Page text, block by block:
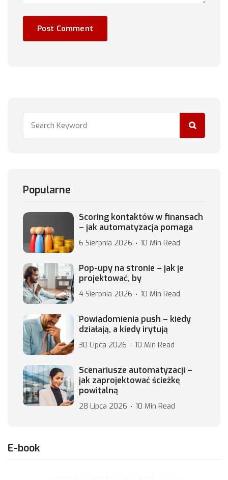
Popularne
Scoring kontaktów w finansach
– jak automatyzacja pomaga
6 Sierpnia 2026 10 Min Read
Pop-upy na stronie – jak je
projektować, by
4 Sierpnia 2026 10 Min Read
Powiadomienia push – kiedy
działają, a kiedy irytują
30 Lipca 2026 10 Min Read
Scenariusze automatyzacji –
jak zaprojektować ścieżkę
powitalną
28 Lipca 2026 10 Min Read
E-book